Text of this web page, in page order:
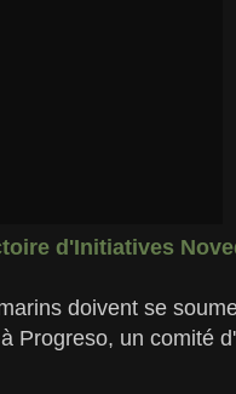
d'Initiatives
doivent se
Progreso, un comité